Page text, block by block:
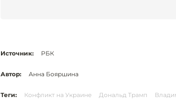
Источник: РБК
Автор: Анна Бояршина
Теги: Конфликт на Украине Дональд Трамп